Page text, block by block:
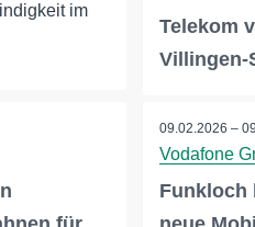
im
Telekom
Villingen-
09.02.2026 –
Vodafone
Funkloch